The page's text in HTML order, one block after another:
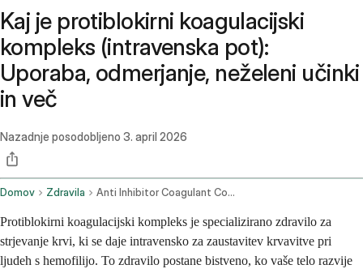
Kaj je protiblokirni koagulacijski
kompleks (intravenska pot):
Uporaba, odmerjanje, neželeni učinki
in več
Nazadnje posodobljeno 3. april 2026
Domov Zdravila Anti Inhibitor Coagulant Complex Intravenous Route
Protiblokirni koagulacijski kompleks je specializirano zdravilo za
strjevanje krvi, ki se daje intravensko za zaustavitev krvavitve pri
ljudeh s hemofilijo. To zdravilo postane bistveno, ko vaše telo razvije